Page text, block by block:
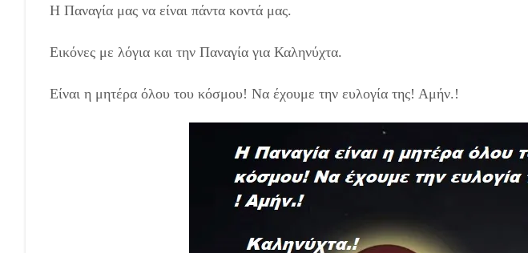
Η Παναγία μας να είναι πάντα κοντά μας.
Εικόνες με λόγια και την Παναγία για Καληνύχτα.
Eίναι η μητέρα όλου του κόσμου! Να έχουμε την ευλογία της! Αμήν.!